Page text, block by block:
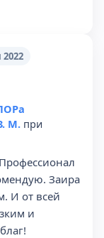
М. при
Заира
И от всей
и